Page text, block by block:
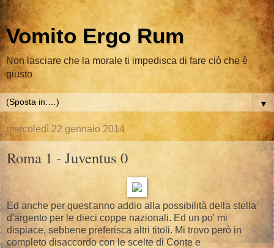
Vomito Ergo Rum
Non lasciare che la morale ti impedisca di fare ciò che è
giusto
▼
mercoledì 22 gennaio 2014
Roma 1 - Juventus 0
Ed anche per quest'anno addio alla possibilità della stella
d'argento per le dieci coppe nazionali. Ed un po' mi
dispiace, sebbene preferisca altri titoli. Mi trovo però in
completo disaccordo con le scelte di Conte e